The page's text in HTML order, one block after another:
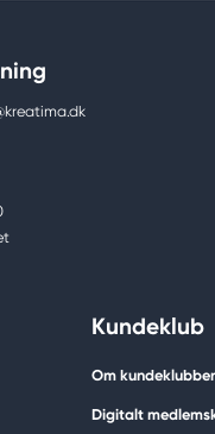
Kundeklub
Om
Digitalt